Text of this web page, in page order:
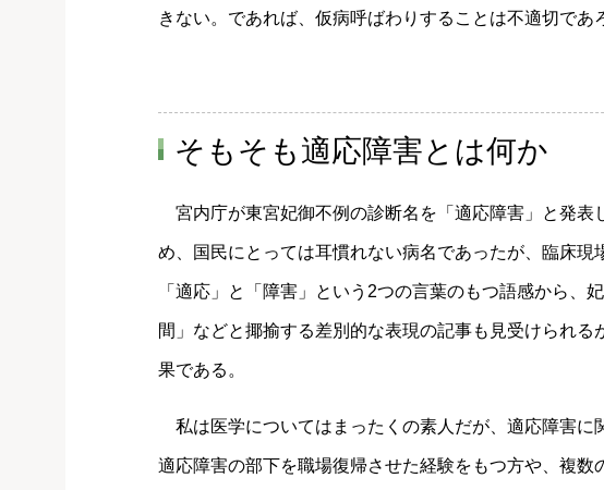
きない。であれば、仮病呼ばわりすることは不適切であ
そもそも適応障害とは何か
宮内庁が東宮妃御不例の診断名を「適応障害」と発表
め、国民にとっては耳慣れない病名であったが、臨床現
「適応」と「障害」という2つの言葉のもつ語感から、
間」などと揶揄する差別的な表現の記事も見受けられ
果である。
私は医学についてはまったくの素人だが、適応障害に
適応障害の部下を職場復帰させた経験をもつ方や、複